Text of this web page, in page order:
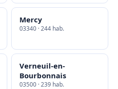
Mercy
03340 · 244 hab.
Verneuil-en-
Bourbonnais
03500 · 239 hab.